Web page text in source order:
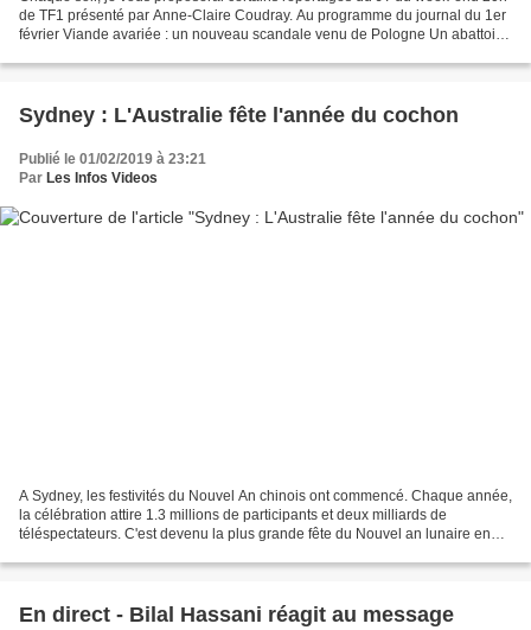
de TF1 présenté par Anne-Claire Coudray. Au programme du journal du 1er
février Viande avariée : un nouveau scandale venu de Pologne Un abattoir
Sydney : L'Australie fête l'année du cochon
Publié le 01/02/2019 à 23:21
Par Les Infos Videos
A Sydney, les festivités du Nouvel An chinois ont commencé. Chaque année,
la célébration attire 1.3 millions de participants et deux milliards de
téléspectateurs. C'est devenu la plus grande fête du Nouvel an lunaire en
En direct - Bilal Hassani réagit au message